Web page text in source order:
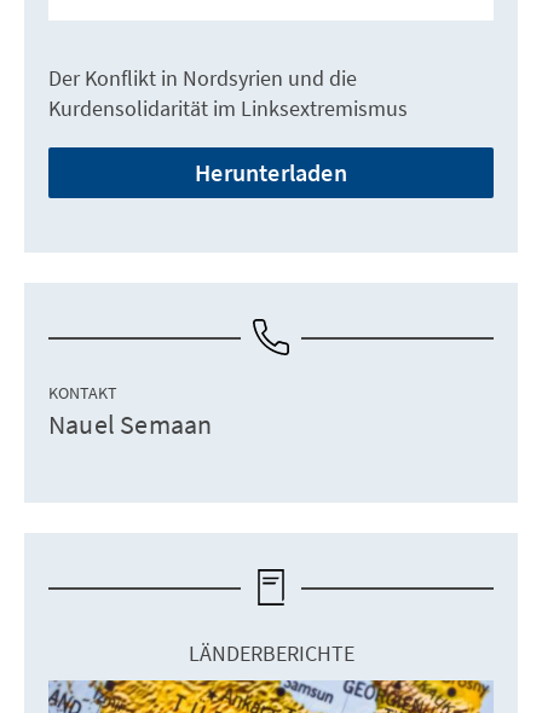
Der Konflikt in Nordsyrien und die
Kurdensolidarität im Linksextremismus
Herunterladen
KONTAKT
Nauel Semaan
LÄNDERBERICHTE